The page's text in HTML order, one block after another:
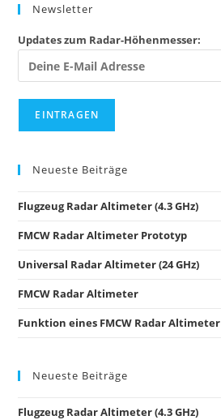
Newsletter
Updates zum Radar-Höhenmesser:
Neueste Beiträge
Flugzeug Radar Altimeter (4.3 GHz)
FMCW Radar Altimeter Prototyp
Universal Radar Altimeter (24 GHz)
FMCW Radar Altimeter
Funktion eines FMCW Radar Altimeter
Neueste Beiträge
Flugzeug Radar Altimeter (4.3 GHz)